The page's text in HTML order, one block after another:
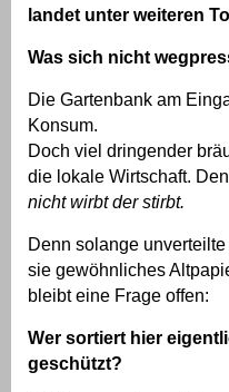
landet unter weiteren
Was sich nicht
Die Gartenbank am
Konsum.
Doch viel dringender
die lokale Wirtschaft.
nicht wirbt der stirbt.
Denn solange
sie gewöhnliches
bleibt eine Frage offen:
Wer sortiert hier
geschützt?